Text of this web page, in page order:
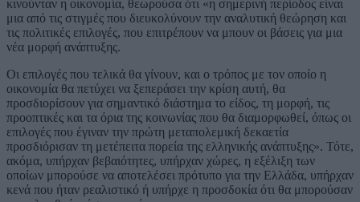
κινούνταν η οικονομία, θεωρούσα ότι «η σημερινή περίοδος είναι
μια από τις στιγμές που διευκολύνουν την αναλυτική θεώρηση και
τις πολιτικές επιλογές, που επιτρέπουν να μπουν οι βάσεις για μια
νέα μορφή ανάπτυξης.
Οι επιλογές που τελικά θα γίνουν, και ο τρόπος με τον οποίο η
οικονομία θα πετύχει να ξεπεράσει την κρίση αυτή, θα
προσδιορίσουν για σημαντικό διάστημα το είδος, τη μορφή, τις
προοπτικές και τα όρια της κοινωνίας που θα διαμορφωθεί, όπως οι
επιλογές που έγιναν την πρώτη μεταπολεμική δεκαετία
προσδιόρισαν τη μετέπειτα πορεία της ελληνικής ανάπτυξης». Τότε,
ακόμα, υπήρχαν βεβαιότητες, υπήρχαν χώρες, η εξέλιξη των
οποίων μπορούσε να αποτελέσει πρότυπο για την Ελλάδα, υπήρχαν
κενά που ήταν ρεαλιστικό ή υπήρχε η προσδοκία ότι θα μπορούσαν